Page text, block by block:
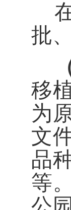
批
移
为
文
品
等